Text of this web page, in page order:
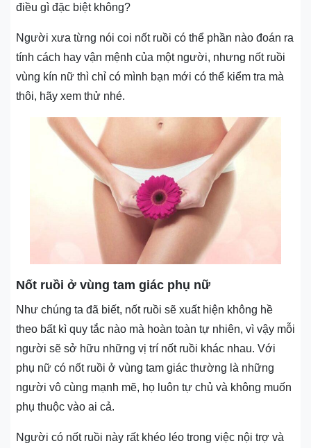
điều gì đặc biệt không?
Người xưa từng nói coi nốt ruồi có thể phần nào đoán ra
tính cách hay vận mệnh của một người, nhưng nốt ruồi
vùng kín nữ thì chỉ có mình bạn mới có thể kiểm tra mà
thôi, hãy xem thử nhé.
Nốt ruồi ở vùng tam giác phụ nữ
Như chúng ta đã biết, nốt ruồi sẽ xuất hiện không hề
theo bất kì quy tắc nào mà hoàn toàn tự nhiên, vì vậy mỗi
người sẽ sở hữu những vị trí nốt ruồi khác nhau. Với
phụ nữ có nốt ruồi ở vùng tam giác thường là những
người vô cùng mạnh mẽ, họ luôn tự chủ và không muốn
phụ thuộc vào ai cả.
Người có nốt ruồi này rất khéo léo trong việc nội trợ và